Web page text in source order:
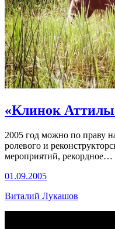
«Клинок
2005 год можно по праву
ролевого и
мероприятий, рекордное…
01.09.2005
Виталий Лукашов